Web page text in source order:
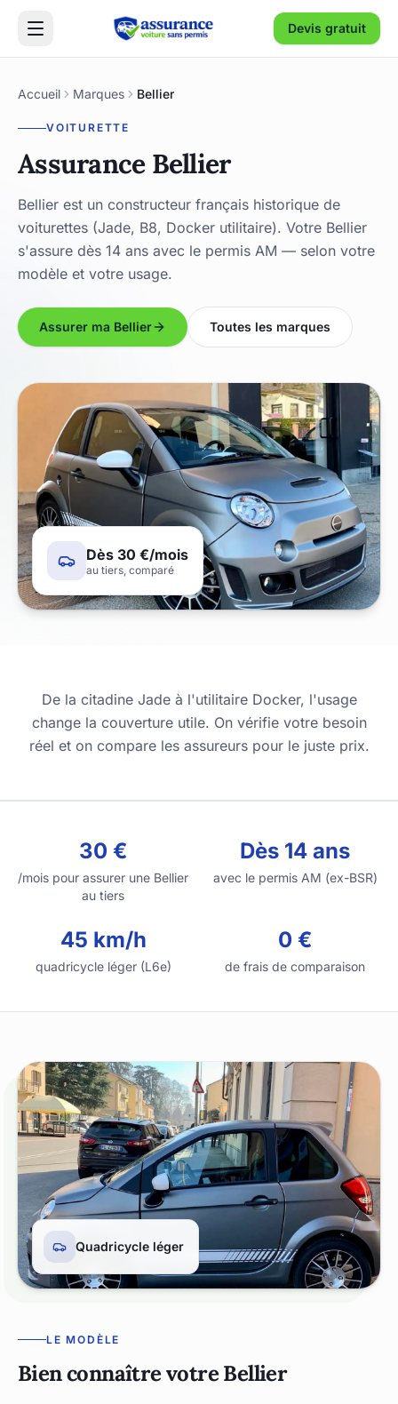
Devis gratuit
Accueil Marques Bellier
VOITURETTE
Assurance Bellier
Bellier est un constructeur français historique de
voiturettes (Jade, B8, Docker utilitaire). Votre Bellier
s'assure dès 14 ans avec le permis AM — selon votre
modèle et votre usage.
Assurer ma Bellier Toutes les marques
Dès 30 €/mois
au tiers, comparé
De la citadine Jade à l'utilitaire Docker, l'usage
change la couverture utile. On vérifie votre besoin
réel et on compare les assureurs pour le juste prix.
30 €
/mois pour assurer une Bellier
au tiers
Dès 14 ans
avec le permis AM (ex-BSR)
45 km/h
quadricycle léger (L6e)
0 €
de frais de comparaison
Quadricycle léger
LE MODÈLE
Bien connaître votre Bellier